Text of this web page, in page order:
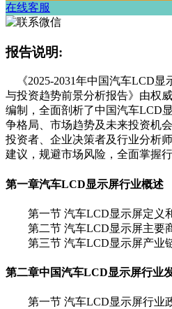
在线客服
报告说明:
《2025-2031年中国汽车LCD显
与投资趋势前景分析报告》由权
编制，全面剖析了中国汽车LCD
争格局、市场趋势及未来投资机
投资者、企业决策者及行业分析
建议，规避市场风险，全面掌握行
第一章汽车LCD显示屏行业概述
第一节 汽车LCD显示屏定义
第二节 汽车LCD显示屏主要
第三节 汽车LCD显示屏产业
第二章中国汽车LCD显示屏行业
第一节 汽车LCD显示屏行业